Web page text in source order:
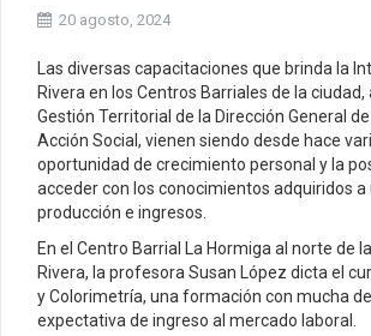
20 agosto, 2024
Las diversas capacitaciones que brinda la
Rivera en los Centros Barriales de la ciudad,
Gestión Territorial de la Dirección General
Acción Social, vienen siendo desde hace
oportunidad de crecimiento personal y la
acceder con los conocimientos adquiridos
producción e ingresos.
En el Centro Barrial La Hormiga al norte de
Rivera, la profesora Susan López dicta el
y Colorimetría, una formación con mucha
expectativa de ingreso al mercado laboral.